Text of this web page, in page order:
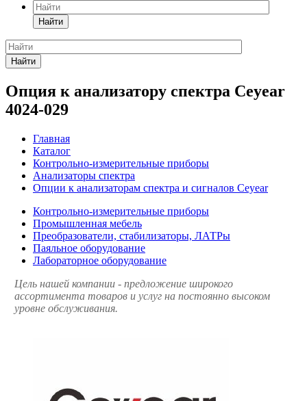
Найти
Найти
Опция к анализатору спектра Ceyear
4024-029
Главная
Каталог
Контрольно-измерительные приборы
Анализаторы спектра
Опции к анализаторам спектра и сигналов Ceyear
Контрольно-измерительные приборы
Промышленная мебель
Преобразователи, стабилизаторы, ЛАТРы
Паяльное оборудование
Лабораторное оборудование
Цель нашей компании - предложение широкого
ассортимента товаров и услуг на постоянно высоком
уровне обслуживания.